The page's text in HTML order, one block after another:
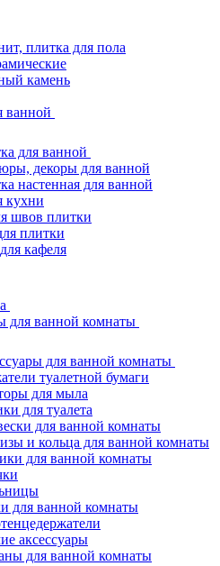
плитка для пола
камень
ванной
для ванной
декоры для ванной
настенная для ванной
кухни
швов плитки
плитки
кафеля
для ванной комнаты
для ванной комнаты
туалетной бумаги
для мыла
для туалета
для ванной комнаты
и кольца для ванной комнаты
для ванной комнаты
для ванной комнаты
аксессуары
для ванной комнаты